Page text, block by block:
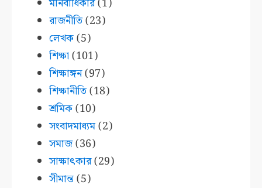
রাজনীতি(23)
লেখক(5)
শিক্ষা (101)
শিক্ষাঙ্গন(97)
শিক্ষানীতি(18)
শ্রমিক(10)
সংবাদমাধ্যম(2)
সমাজ(36)
সাক্ষাৎকার(29)
সীমান্ত(5)